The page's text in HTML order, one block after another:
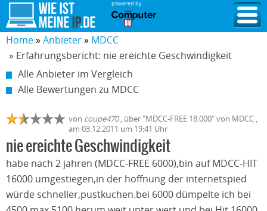
powered by
Home Anbieter
MDCC
» Erfahrungsbericht: nie ereichte Geschwindigkeit
Alle Anbieter im Vergleich
Alle Bewertungen zu MDCC
von coupe470, über "MDCC-FREE 18.000" von MDCC ,
am 03.12.2011 um 19:41 Uhr
nie ereichte Geschwindigkeit
habe nach 2 jahren (MDCC-FREE 6000),bin auf MDCC-HIT
16000 umgestiegen,in der hoffnung der internetspied
würde schneller,pustkuchen.bei 6000 dümpelte ich bei